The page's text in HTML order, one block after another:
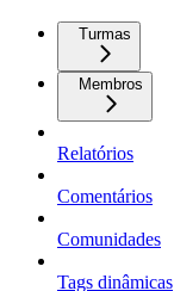
Turmas
Membros
Relatórios
Comentários
Comunidades
Tags dinâmicas